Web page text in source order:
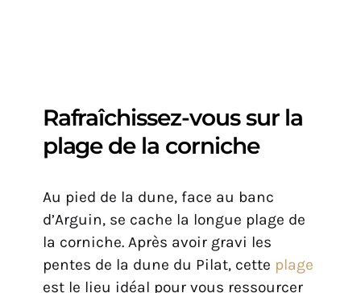
Rafraîchissez-vous sur la
plage de la corniche
Au pied de la dune, face au banc
d’Arguin, se cache la longue plage de
la corniche. Après avoir gravi les
pentes de la dune du Pilat, cette plage
est le lieu idéal pour vous ressourcer